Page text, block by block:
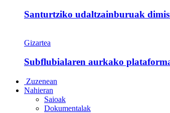
Santurtziko udaltzainburuak
Gizartea
Subflubialaren aurkako
Zuzenean
Nahieran
Saioak
Dokumentalak